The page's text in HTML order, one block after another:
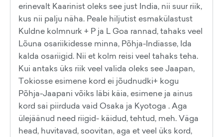
erinevalt Kaarinist oleks see just India, nii suur riik,
kus nii palju näha. Peale hiljutist esmakülastust
Kuldne kolmnurk + P ja L Goa rannad, tahaks veel
Lõuna osariikidesse minna, Põhja-Indiasse, Ida
kalda osariigid. Nii et kolm reisi veel tahaks teha.
Kui antaks üks riik veel valida oleks see Jaapan,
Tokiosse esimene kord ei jõudnudki+ kogu
Põhja-Jaapani võiks läbi käia, esimene ja ainus
kord sai piirduda vaid Osaka ja Kyotoga . Aga
ülejäänud need riigid- käidud, tehtud, meh. Väga
head, huvitavad, soovitan, aga et veel üks kord,